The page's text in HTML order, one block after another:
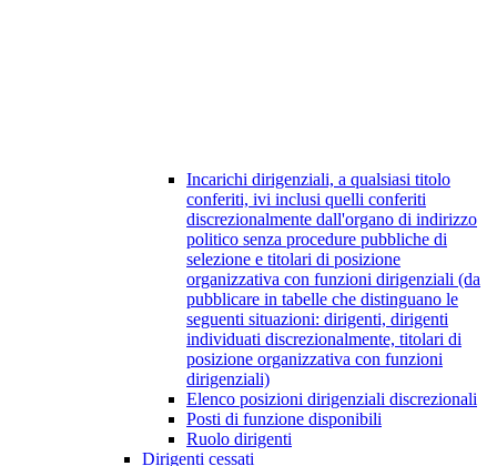
Incarichi dirigenziali, a qualsiasi titolo
conferiti, ivi inclusi quelli conferiti
discrezionalmente dall'organo di indirizzo
politico senza procedure pubbliche di
selezione e titolari di posizione
organizzativa con funzioni dirigenziali (da
pubblicare in tabelle che distinguano le
seguenti situazioni: dirigenti, dirigenti
individuati discrezionalmente, titolari di
posizione organizzativa con funzioni
dirigenziali)
Elenco posizioni dirigenziali discrezionali
Posti di funzione disponibili
Ruolo dirigenti
Dirigenti cessati